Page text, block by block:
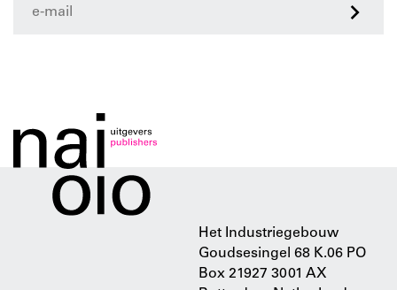
Het Industriegebouw
Goudsesingel 68 K.06 PO
Box 21927 3001 AX